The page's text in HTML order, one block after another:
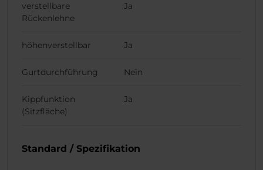
verstellbare
Rückenlehne
Ja
höhenverstellbar Ja
Gurtdurchführung Nein
Kippfunktion
(Sitzfläche)
Ja
Standard / Spezifikation